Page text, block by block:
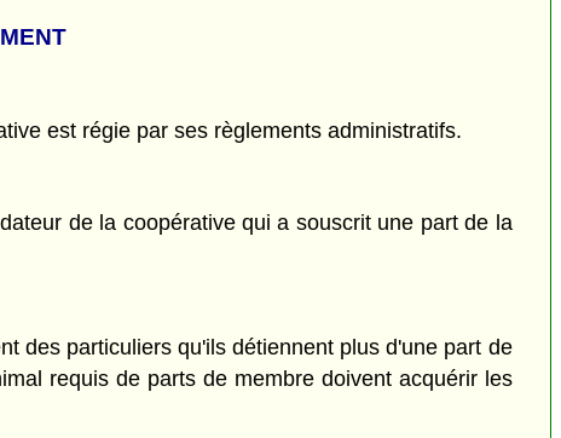
est régie par ses règlements administratifs.
de la coopérative qui a souscrit une part de la
des particuliers qu'ils détiennent plus d'une part de
requis de parts de membre doivent acquérir les